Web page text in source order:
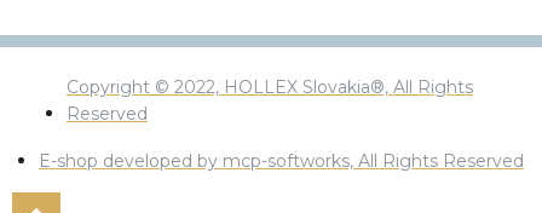
Copyright © 2022, HOLLEX Slovakia®, All Rights
Reserved
E-shop developed by mcp-softworks, All Rights Reserved